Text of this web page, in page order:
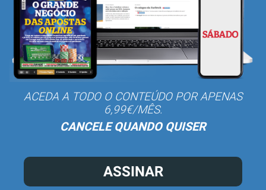
ACEDA A TODO O CONTEÚDO POR APENAS
6,99€/MÊS.
CANCELE QUANDO QUISER
ASSINAR